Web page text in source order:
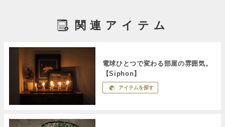
関連アイテム
電球ひとつで変わる部屋の雰囲気。
【Siphon】
アイテムを探す